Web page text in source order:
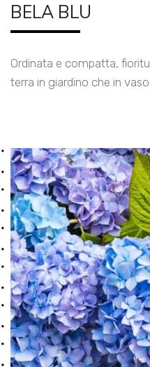
BELA BLU
Ordinata e compatta,
terra in giardino che in vaso.